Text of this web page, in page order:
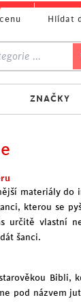
materiály
kterou se
určitě vlastní
šanci.
pod názvem
ZNAČKY
Hlídat